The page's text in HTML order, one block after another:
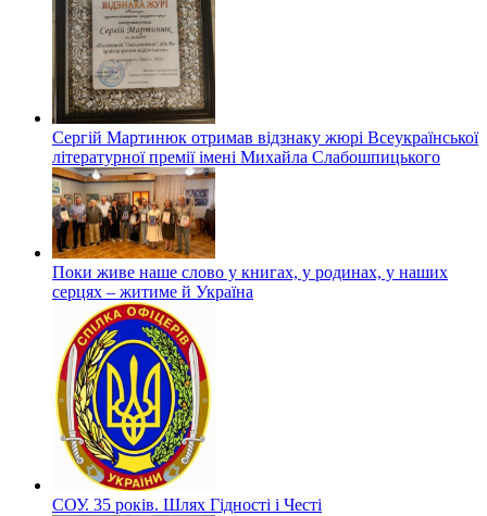
Сергій Мартинюк отримав відзнаку жюрі Всеукраїнської
літературної премії імені Михайла Слабошпицького
Поки живе наше слово у книгах, у родинах, у наших
серцях – житиме й Україна
СОУ. 35 років. Шлях Гідності і Честі